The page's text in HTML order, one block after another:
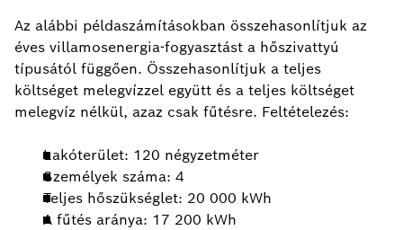
Az alábbi példaszámításokban összehasonlítjuk az
éves villamosenergia-fogyasztást a hőszivattyú
típusától függően. Összehasonlítjuk a teljes
költséget melegvízzel együtt és a teljes költséget
melegvíz nélkül, azaz csak fűtésre. Feltételezés:
Lakóterület: 120 négyzetméter
Személyek száma: 4
Teljes hőszükséglet: 20 000 kWh
A fűtés aránya: 17 200 kWh